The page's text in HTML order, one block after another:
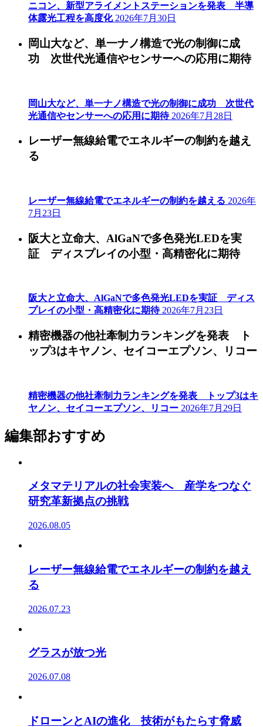
ニコン、新型アライメントステーションを発表 半導
体露光工程を高度化 2026年7月30日
岡山大など、単一ナノ構造で光の制御に成
功 次世代光通信やセンサーへの応用に期待
岡山大など、単一ナノ構造で光の制御に成功 次世代
光通信やセンサーへの応用に期待 2026年7月28日
レーザー無線給電でエネルギーの制約を越え
る
レーザー無線給電でエネルギーの制約を越える 2026年
7月23日
阪大と立命大、AlGaNで多色発光LEDを実
証 ディスプレイの小型・高精密化に期待
阪大と立命大、AlGaNで多色発光LEDを実証 ディス
プレイの小型・高精密化に期待 2026年7月23日
精密機器の他社牽制力ランキングを発表 ト
ップ3はキヤノン、セイコーエプソン、リコー
精密機器の他社牽制力ランキングを発表 トップ3はキ
ヤノン、セイコーエプソン、リコー 2026年7月29日
編集部おすすめ
メタマテリアルの社会実装へ 産学をつなぐ
研究革新拠点の挑戦
2026.08.05
レーザー無線給電でエネルギーの制約を越え
る
2026.07.23
グラスが放つ光
2026.07.08
ドローンとAIの進化 技術がもたらす脅威